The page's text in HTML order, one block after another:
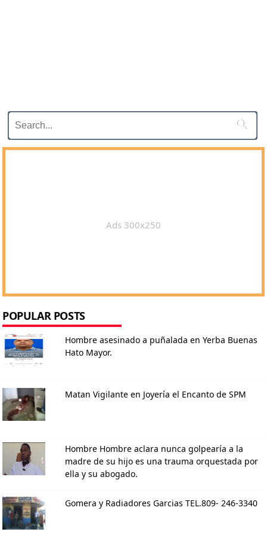

Ads 300x250
POPULAR POSTS
Hombre asesinado a puñalada en Yerba Buenas
Hato Mayor.
Matan Vigilante en Joyería el Encanto de SPM
Hombre Hombre aclara nunca golpearía a la
madre de su hijo es una trauma orquestada por
ella y su abogado.
Gomera y Radiadores Garcias TEL.809- 246-3340